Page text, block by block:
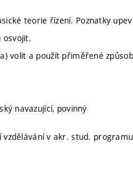
teorie řízení. Poznatky
osvojit.
volit a použít přiměřené
navazující, povinný
vzdělávání v akr. stud. programu